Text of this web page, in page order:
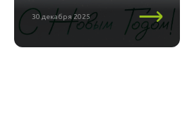
30 декабря 2025